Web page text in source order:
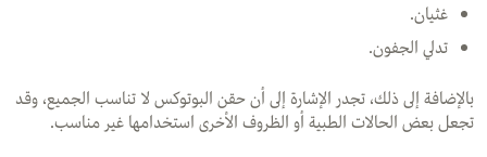
غثيان.
تدلي الجفون.
بالإضافة إلى ذلك، تجدر الإشارة إلى أن حقن البوتوكس لا تناسب الجميع، وقد
تجعل بعض الحالات الطبية أو الظروف الأخرى استخدامها غير مناسب.